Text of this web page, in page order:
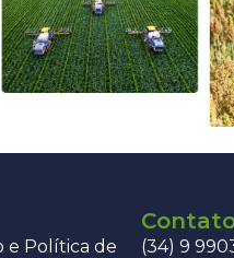
e Política de
(34) 9